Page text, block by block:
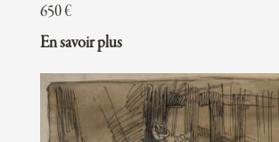
650€
En savoir plus